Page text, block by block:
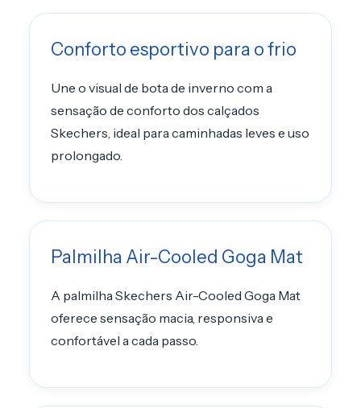
Conforto esportivo para o frio
Une o visual de bota de inverno com a
sensação de conforto dos calçados
Skechers, ideal para caminhadas leves e uso
prolongado.
Palmilha Air-Cooled Goga Mat
A palmilha Skechers Air-Cooled Goga Mat
oferece sensação macia, responsiva e
confortável a cada passo.